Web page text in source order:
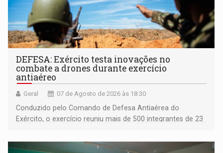
DEFESA: Exército testa inovações no
combate a drones durante exercício
antiaéreo
Geral 07 de Agosto de 2026 às 18:30
Conduzido pelo Comando de Defesa Antiaérea do
Exército, o exercício reuniu mais de 500 integrantes de 23